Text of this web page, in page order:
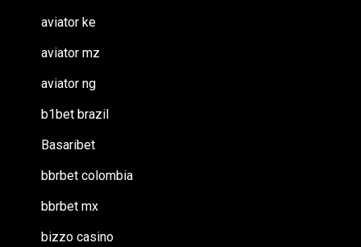
aviator ke
aviator mz
aviator ng
b1bet brazil
Basaribet
bbrbet colombia
bbrbet mx
bizzo casino